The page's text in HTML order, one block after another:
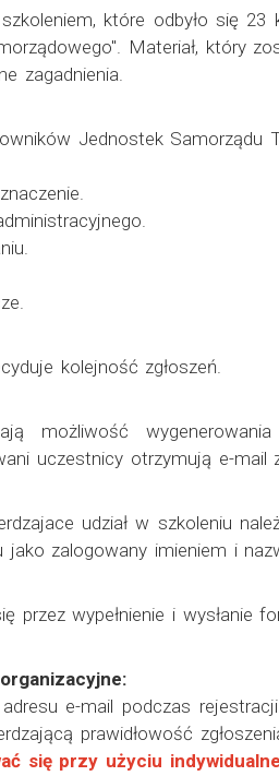
które odbyło się
Materiał, który
zagadnienia.
Jednostek Samorządu
kolejność zgłoszeń.
możliwość
uczestnicy otrzymują e-
udział w szkoleniu
jako zalogowany imieniem i
przez wypełnienie i wysłanie
e-mail podczas
prawidłowość
się przy użyciu